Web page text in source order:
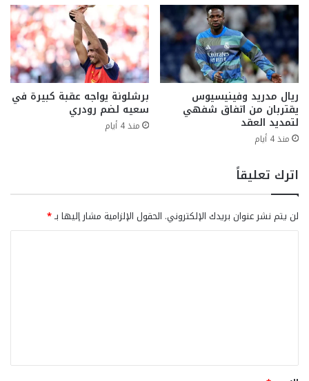
ريال مدريد وفينيسيوس
يقتربان من اتفاق شفهي
لتمديد العقد
منذ 4 أيام
برشلونة يواجه عقبة كبيرة في
سعيه لضم رودري
منذ 4 أيام
اترك تعليقاً
لن يتم نشر عنوان بريدك الإلكتروني. الحقول الإلزامية مشار إليها بـ*
ق